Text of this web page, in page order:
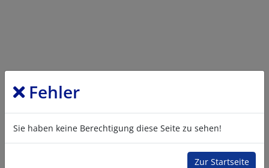
Fehler
Sie haben keine Berechtigung diese Seite zu sehen!
Zur Startseite